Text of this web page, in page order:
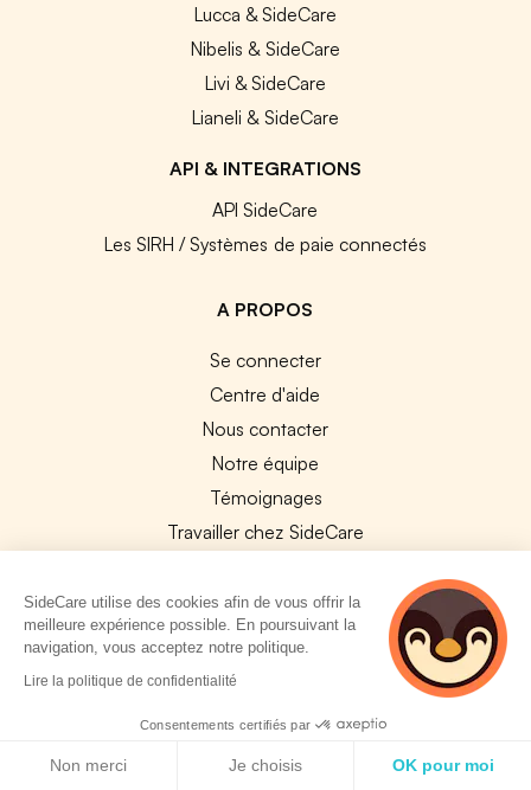
Lucca & SideCare
Nibelis & SideCare
Livi & SideCare
Lianeli & SideCare
API & INTEGRATIONS
API SideCare
Les SIRH / Systèmes de paie connectés
A PROPOS
Se connecter
Centre d'aide
Nous contacter
Notre équipe
Témoignages
Travailler chez SideCare
CGU & RGPD
Cookies
NOS APPS
App Store
Google Play
SideCare utilise des cookies afin de vous offrir la
meilleure expérience possible. En poursuivant la
navigation, vous acceptez notre politique.
Lire la politique de confidentialité
Consentements certifiés par
Non merci Je choisis OK pour moi
2 personnes
consultent
actuellement cette